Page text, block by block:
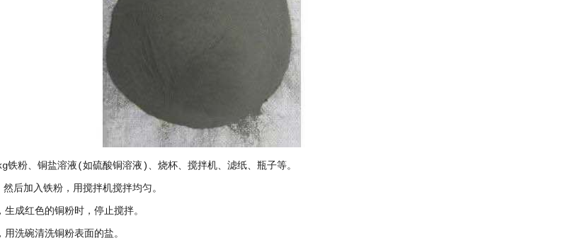
粉、铜盐溶液(如硫酸铜溶液)、烧杯、搅拌机、滤纸、瓶子等。
后加入铁粉，用搅拌机搅拌均匀。
成红色的铜粉时，停止搅拌。
洗碗清洗铜粉表面的盐。